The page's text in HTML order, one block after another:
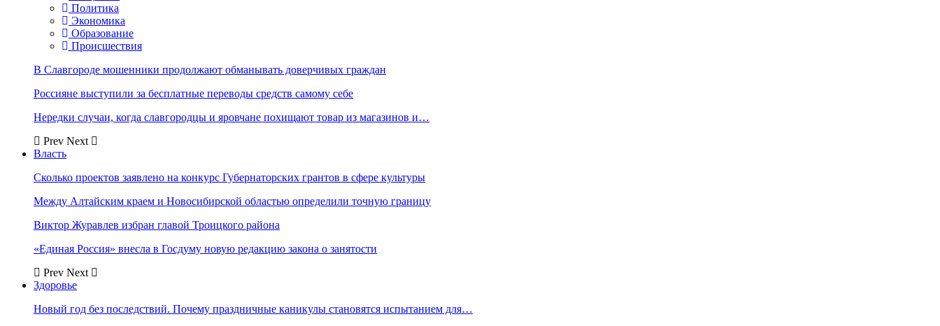
Политика
Экономика
Образование
Происшествия
В Славгороде мошенники продолжают обманывать доверчивых граждан
Россияне выступили за бесплатные переводы средств самому себе
Нередки случаи, когда славгородцы и яровчане похищают товар из магазинов и…
Prev Next
Власть
Сколько проектов заявлено на конкурс Губернаторских грантов в сфере культуры
Между Алтайским краем и Новосибирской областью определили точную границу
Виктор Журавлев избран главой Троицкого района
«Единая Россия» внесла в Госдуму новую редакцию закона о занятости
Prev Next
Здоровье
Новый год без последствий. Почему праздничные каникулы становятся испытанием для…